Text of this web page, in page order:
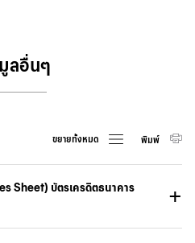
ลอื่นๆ
ขยายทั้งหมด พิมพ์
Sheet) บัตรเครดิตธนาคาร